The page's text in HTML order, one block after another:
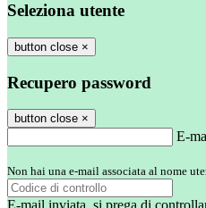
Seleziona utente
button close ×
Recupero password
button close ×
E-
Non hai una e-mail associata al nome